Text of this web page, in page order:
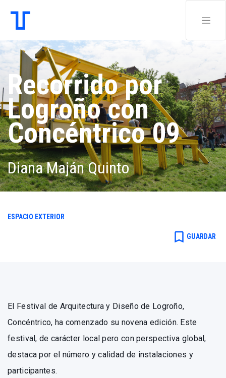
Recorrido por
Logroño con
Concéntrico 09
Diana Maján Quinto
ESPACIO EXTERIOR
bookmark_border GUARDAR
El Festival de Arquitectura y Diseño de Logroño,
Concéntrico, ha comenzado su novena edición. Este
festival, de carácter local pero con perspectiva global,
destaca por el número y calidad de instalaciones y
participantes.